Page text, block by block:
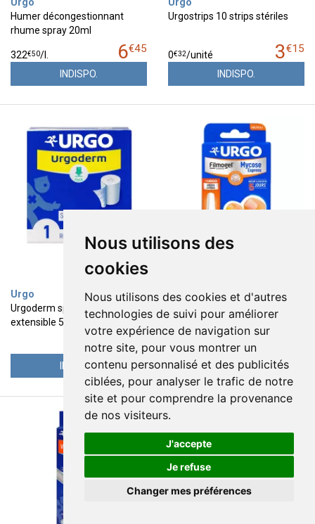
Nous utilisons des
cookies
Nous utilisons des cookies et d'autres
technologies de suivi pour améliorer
votre expérience de navigation sur
notre site, pour vous montrer un
contenu personnalisé et des publicités
ciblées, pour analyser le trafic de notre
site et pour comprendre la provenance
de nos visiteurs.
J'accepte
Je refuse
Changer mes préférences
Humer décongestionnant
rhume spray 20ml
6€45
322€50/
INDISPO.
Urgostrips 10 strips stériles
3€15
0€32/unité
INDISPO.
Urgo
Urgoderm sparadrap non tissé
extensible 5m x 5cm
2€
INDISPO.
Urgo
Filmogel mycoses Express 4ml
INDISPO.